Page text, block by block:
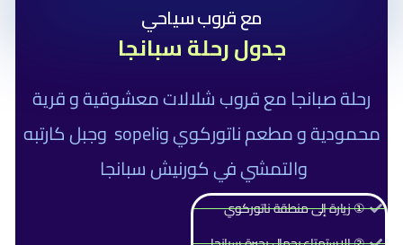
مع قروب سياحي
جدول رحلة سبانجا
رحلة صبانجا مع قروب ‏شلالات معشوقية و ‏قرية
محمودية و مطعم ‏ناتوركوي وsopeli و‏جبل كارتبه
والتمشي في ‏كورنيش سبانجا
① زيارة إلى منطقة ناتوركوي